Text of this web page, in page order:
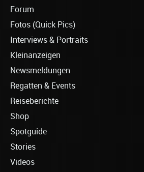
Forum
Fotos (Quick Pics)
Interviews & Portraits
Kleinanzeigen
Newsmeldungen
Regatten & Events
Reiseberichte
Shop
Spotguide
Stories
Videos